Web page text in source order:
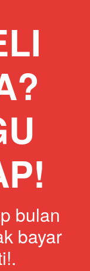
bulan
bayar